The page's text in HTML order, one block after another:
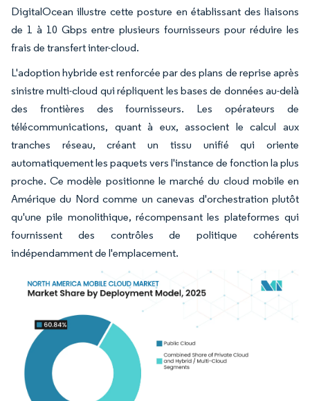
DigitalOcean illustre cette posture en établissant des liaisons
de 1 à 10 Gbps entre plusieurs fournisseurs pour réduire les
frais de transfert inter-cloud.
L'adoption hybride est renforcée par des plans de reprise après
sinistre multi-cloud qui répliquent les bases de données au-delà
des frontières des fournisseurs. Les opérateurs de
télécommunications, quant à eux, associent le calcul aux
tranches réseau, créant un tissu unifié qui oriente
automatiquement les paquets vers l'instance de fonction la plus
proche. Ce modèle positionne le marché du cloud mobile en
Amérique du Nord comme un canevas d'orchestration plutôt
qu'une pile monolithique, récompensant les plateformes qui
fournissent des contrôles de politique cohérents
indépendamment de l'emplacement.